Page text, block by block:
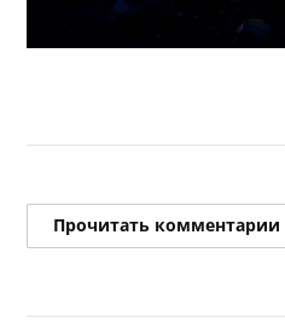
Прочитать комментарии